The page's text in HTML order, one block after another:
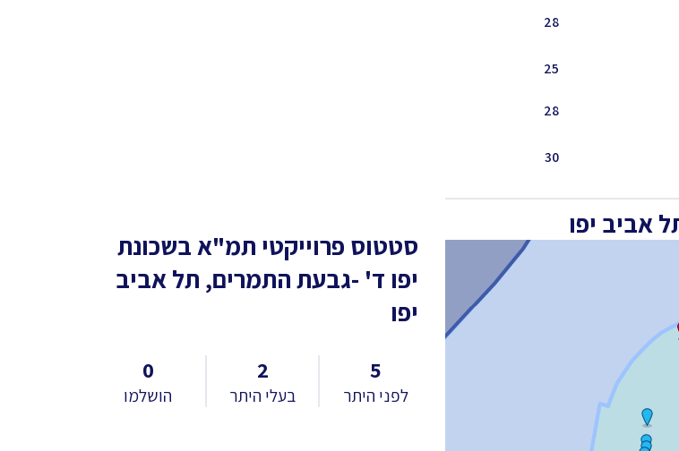
28
25
28
30
אביב יפו
סטטוס פרוייקטי תמ"אבשכונת
יפו ד' -גבעת התמרים, תל אביב
יפו
5
לפני היתר
2
בעלי היתר
0
הושלמו